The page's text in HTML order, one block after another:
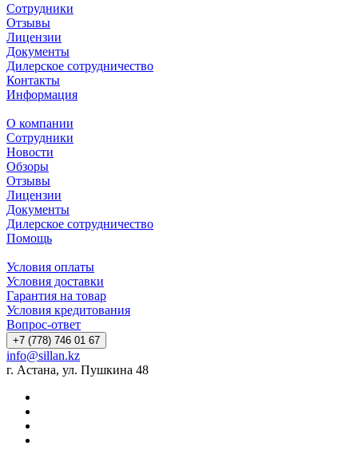
Сотрудники
Отзывы
Лицензии
Документы
Дилерское сотрудничество
Контакты
Информация
О компании
Сотрудники
Новости
Обзоры
Отзывы
Лицензии
Документы
Дилерское сотрудничество
Помощь
Условия оплаты
Условия доставки
Гарантия на товар
Условия кредитования
Вопрос-ответ
+7 (778) 746 01 67
info@sillan.kz
г. Астана, ул. Пушкина 48